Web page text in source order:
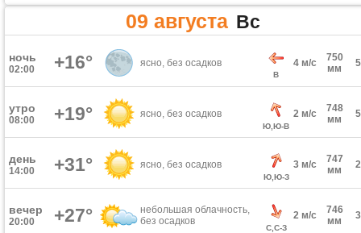
09 августа Вс
ночь
02:00 +16° ясно, без осадков
В
4 м/с
750
мм
утро
08:00 +19° ясно, без осадков
Ю,Ю-В
2 м/с
748
мм
день
14:00 +31° ясно, без осадков
Ю,Ю-З
3 м/с
747
мм
вечер
20:00 +27°
небольшая облачность,
без осадков
С,С-З
2 м/с
746
мм